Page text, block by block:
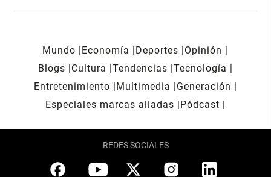
Mundo Economía Deportes
Opinión
Blogs
Cultura Tendencias Tecnología
Entretenimiento
Multimedia
Generación
Especiales marcas aliadas
Pódcast
REDES SOCIALES